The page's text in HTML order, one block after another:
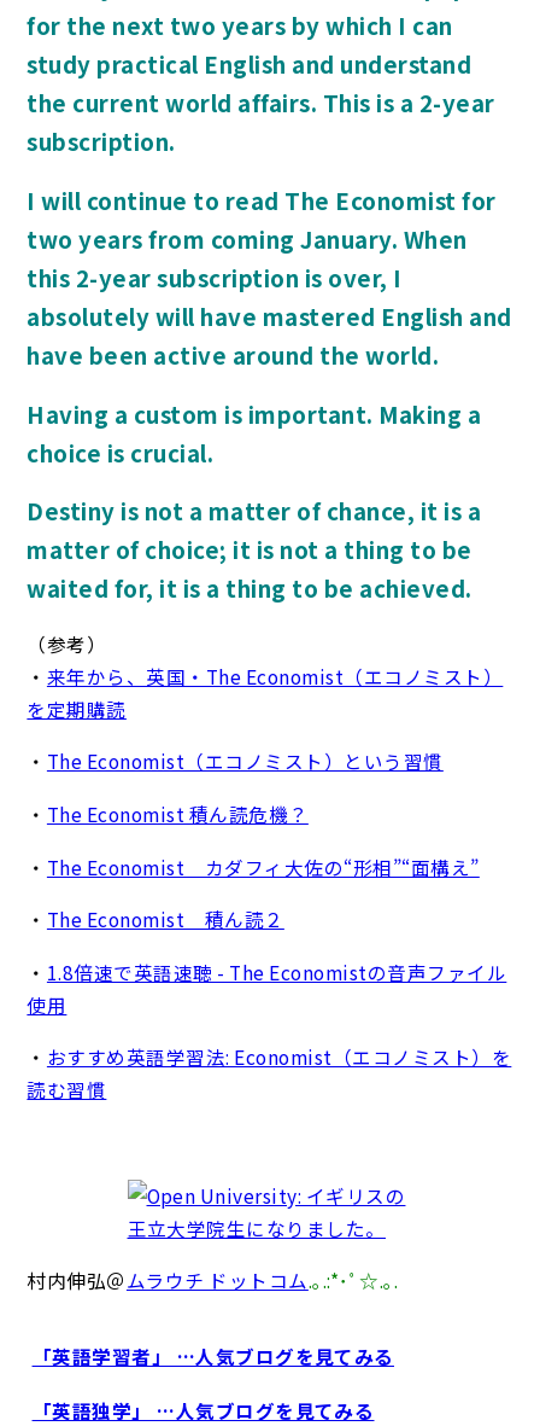
for the next two years by which I can
study practical English and understand
the current world affairs. This is a 2-year
subscription.
I will continue to read The Economist for
two years from coming January. When
this 2-year subscription is over, I
absolutely will have mastered English and
have been active around the world.
Having a custom is important. Making a
choice is crucial.
Destiny is not a matter of chance, it is a
matter of choice; it is not a thing to be
waited for, it is a thing to be achieved.
（参考）
・ 来年から、英国・The Economist（エコノミスト）
を定期購読
・ The Economist（エコノミスト）という習慣
・ The Economist 積ん読危機？
・ The Economist カダフィ大佐の“形相”“面構え”
・ The Economist 積ん読２
・ 1.8倍速で英語速聴 - The Economistの音声ファイル
使用
・ おすすめ英語学習法: Economist（エコノミスト）を
読む習慣
村内伸弘＠ムラウチ ドットコム.｡.:*･ﾟ☆.｡.
「英語学習者」 …人気ブログを見てみる
「英語独学」 …人気ブログを見てみる